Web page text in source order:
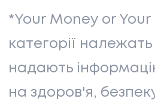
*Your Money or Your
категорії належать
надають
на здоров'я,